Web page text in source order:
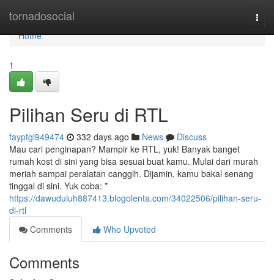
tornadosocial
Home
Home
1
Pilihan Seru di RTL
fayptgi949474 332 days ago News
Discuss
Mau cari penginapan? Mampir ke RTL, yuk! Banyak banget
rumah kost di sini yang bisa sesuai buat kamu. Mulai dari murah
meriah sampai peralatan canggih. Dijamin, kamu bakal senang
tinggal di sini. Yuk coba: *
https://dawuduiuh887413.blogolenta.com/34022506/pilihan-seru-
di-rtl
Comments
Who Upvoted
Comments